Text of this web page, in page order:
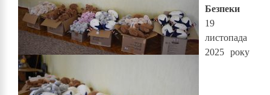
Безпеки
19
листопада
2025 року